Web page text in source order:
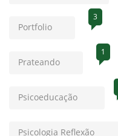
Portfolio
3
Prateando
1
Psicoeducação
Psicologia Reflexão